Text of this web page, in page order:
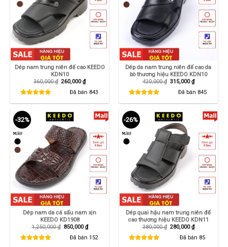
Dép nam trung niên đế cao KEEDO
KDN10
360,000₫ Giá
260,000₫Giá
hiện
tại
Đã bán 843
Dép da nam trung niên đế cao da
bò thương hiệu KEEDO KDN10
420,000₫ Giá
315,000₫Giá
hiện
tại
Đã bán 845
-32%
Dép nam da cá sấu nam xịn
KEEDO KD1908
1,250,000₫ Giá
850,000₫Giá
hiện
tại
Đã bán 152
-26%
Dép quai hậu nam trung niên đế
cao thương hiệu KEEDO KDN11
380,000₫ Giá
280,000₫Giá
hiện
tại
Đã bán 85